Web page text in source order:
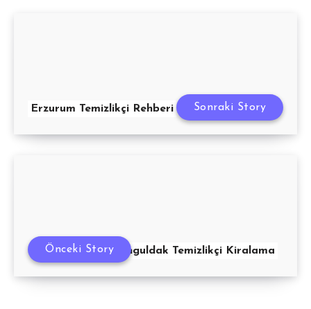
Erzurum Temizlikçi Rehberi Sonraki Story
Zonguldak Temizlikçi Kiralama
Önceki Story